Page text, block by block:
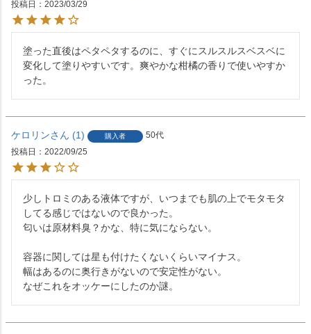
投稿日
2023/03/29
塗った直後はペタペタするのに、すぐにスルスルスベスベに
変化して塗りやすいです。爽やかな柑橘の香りで使いやすか
った。
ケロリン 1 購入者
50代
投稿日
2022/09/25
少しトロミのある液体ですが、いつまでも肌の上でモタモタ
してる感じではないので良かった。
匂いは原材料臭？かな、特に気にならない。
容器に関しては星も付けたくないくらいマイナス。
幅はあるのに奥行きがないので安定性がない。
なぜこれをオッケーにしたのか謎。